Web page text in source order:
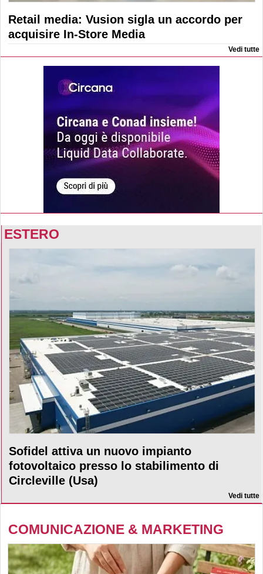
Retail media: Vusion sigla un accordo per
acquisire In-Store Media
Vedi tutte
ESTERO
Sofidel attiva un nuovo impianto
fotovoltaico presso lo stabilimento di
Circleville (Usa)
Vedi tutte
COMUNICAZIONE & MARKETING